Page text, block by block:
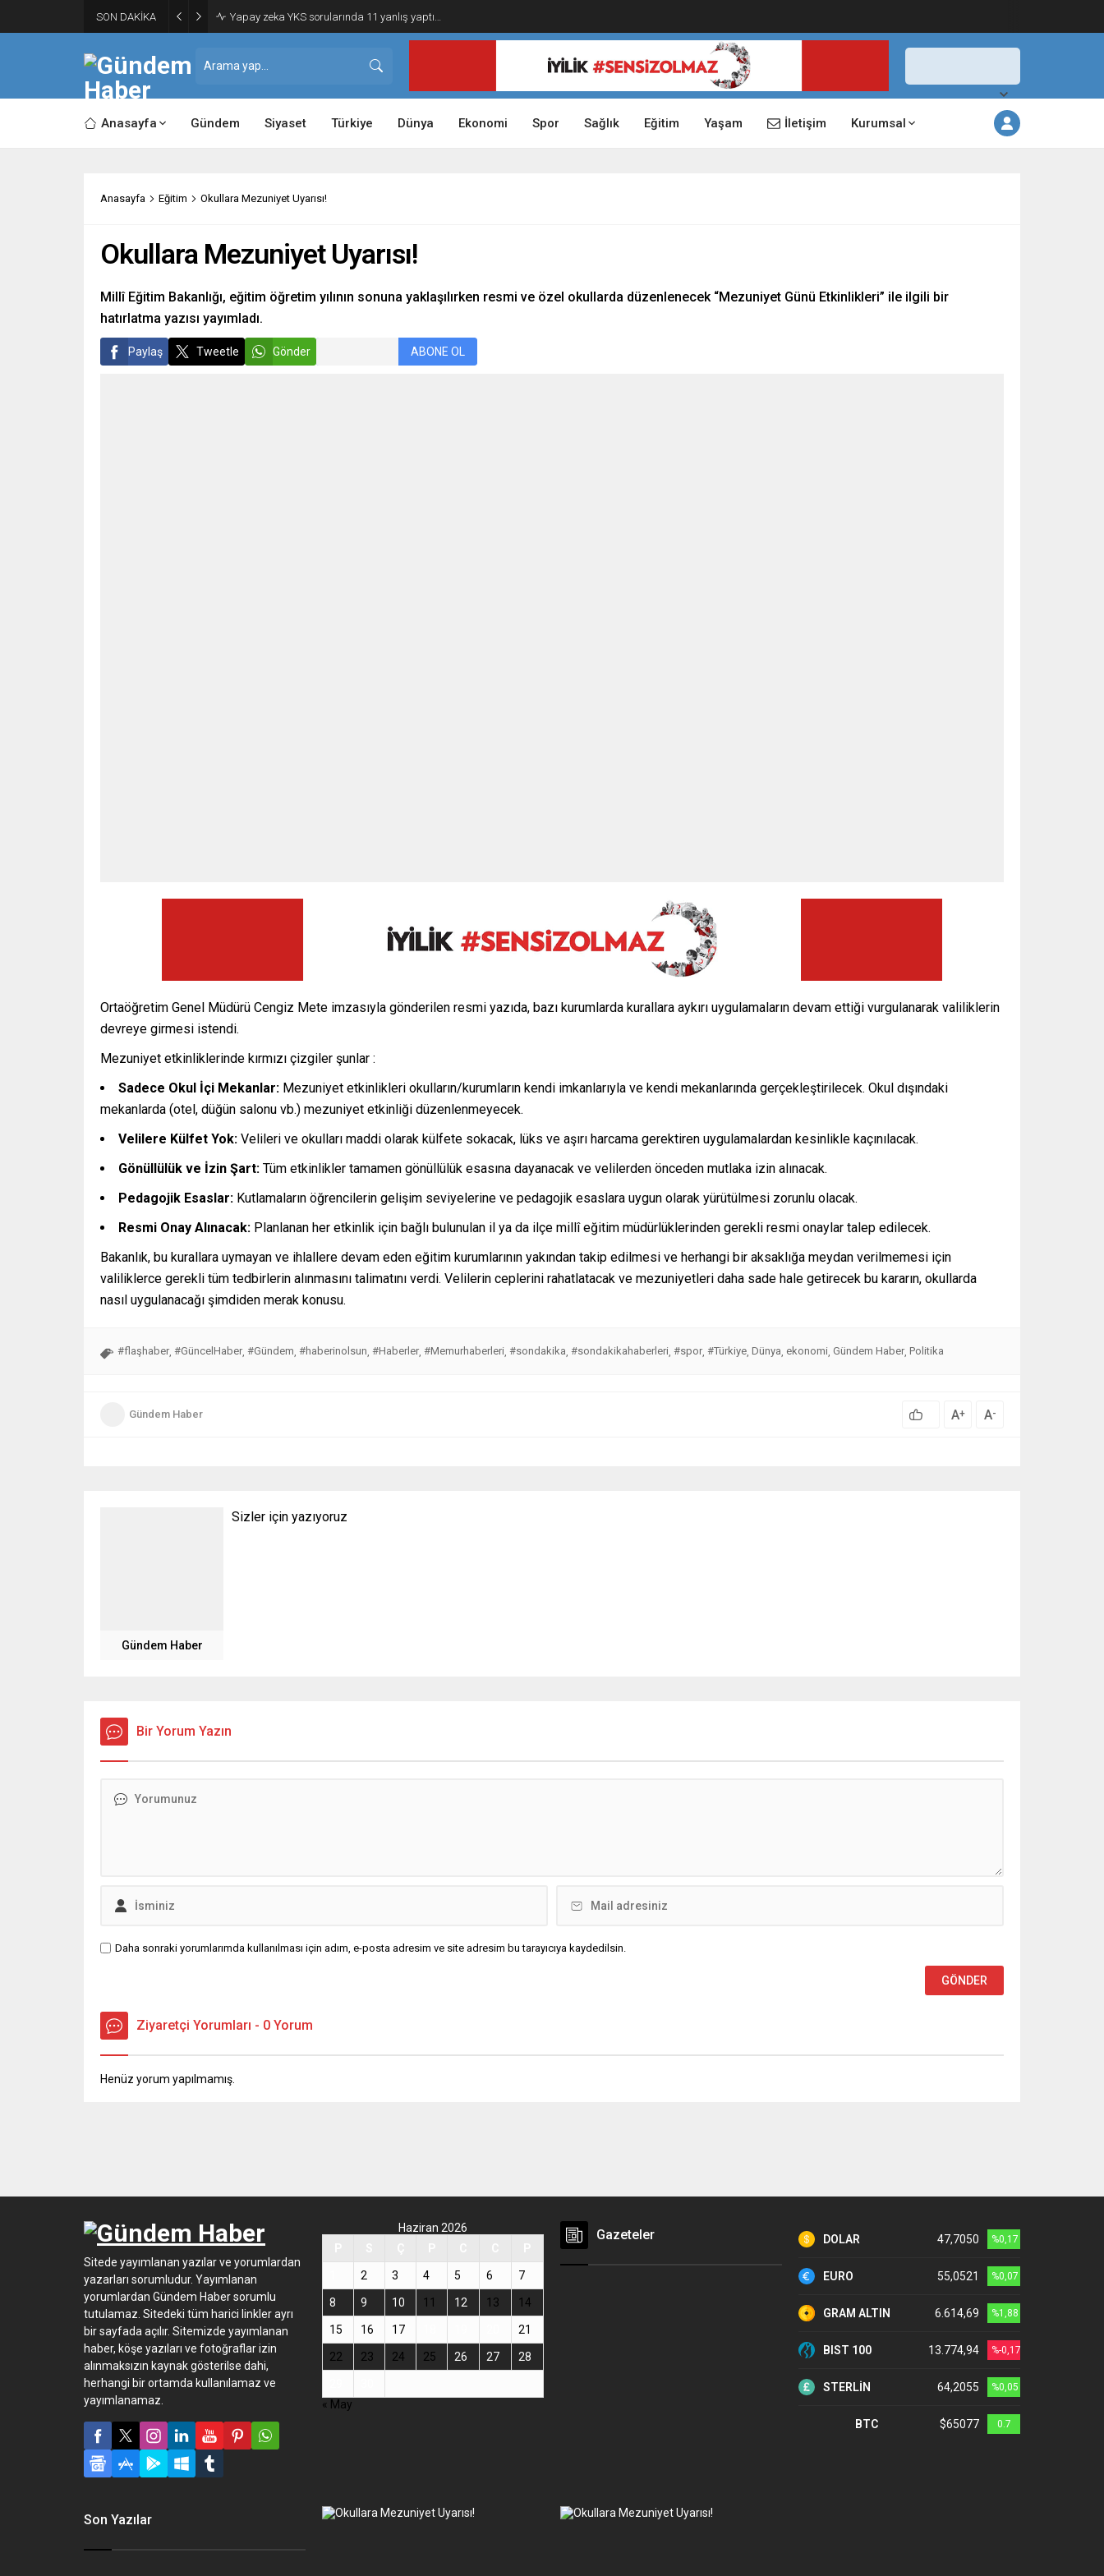
SON DAKİKA Yapay zeka YKS sorularında 11 yanlış yaptı…
Anasayfa Gündem Siyaset Türkiye Dünya Ekonomi Spor Sağlık Eğitim Yaşam İletişim Kurumsal
Anasayfa Eğitim Okullara Mezuniyet Uyarısı!
Okullara Mezuniyet Uyarısı!
Millî Eğitim Bakanlığı, eğitim öğretim yılının sonuna yaklaşılırken resmi ve özel okullarda düzenlenecek “Mezuniyet Günü Etkinlikleri” ile ilgili bir
hatırlatma yazısı yayımladı.
Paylaş Tweetle Gönder ABONE OL
Ortaöğretim Genel Müdürü Cengiz Mete imzasıyla gönderilen resmi yazıda, bazı kurumlarda kurallara aykırı uygulamaların devam ettiği vurgulanarak valiliklerin
devreye girmesi istendi.
Mezuniyet etkinliklerinde kırmızı çizgiler şunlar :
Sadece Okul İçi Mekanlar: Mezuniyet etkinlikleri okulların/kurumların kendi imkanlarıyla ve kendi mekanlarında gerçekleştirilecek. Okul dışındaki
mekanlarda (otel, düğün salonu vb.) mezuniyet etkinliği düzenlenmeyecek.
Velilere Külfet Yok: Velileri ve okulları maddi olarak külfete sokacak, lüks ve aşırı harcama gerektiren uygulamalardan kesinlikle kaçınılacak.
Gönüllülük ve İzin Şart: Tüm etkinlikler tamamen gönüllülük esasına dayanacak ve velilerden önceden mutlaka izin alınacak.
Pedagojik Esaslar: Kutlamaların öğrencilerin gelişim seviyelerine ve pedagojik esaslara uygun olarak yürütülmesi zorunlu olacak.
Resmi Onay Alınacak: Planlanan her etkinlik için bağlı bulunulan il ya da ilçe millî eğitim müdürlüklerinden gerekli resmi onaylar talep edilecek.
Bakanlık, bu kurallara uymayan ve ihlallere devam eden eğitim kurumlarının yakından takip edilmesi ve herhangi bir aksaklığa meydan verilmemesi için
valiliklerce gerekli tüm tedbirlerin alınmasını talimatını verdi. Velilerin ceplerini rahatlatacak ve mezuniyetleri daha sade hale getirecek bu kararın, okullarda
nasıl uygulanacağı şimdiden merak konusu.
#flaşhaber #GüncelHaber #Gündem #haberinolsun #Haberler #Memurhaberleri #sondakika #sondakikahaberleri #spor #Türkiye Dünya ekonomi Gündem Haber Politika
Gündem Haber A+ A-
Gündem Haber
Sizler için yazıyoruz
Bir Yorum Yazın
Daha sonraki yorumlarımda kullanılması için adım, e-posta adresim ve site adresim bu tarayıcıya kaydedilsin.
Ziyaretçi Yorumları - 0 Yorum
Henüz yorum yapılmamış.
Sitede yayımlanan yazılar ve yorumlardan
yazarları sorumludur. Yayımlanan
yorumlardan Gündem Haber sorumlu
tutulamaz. Sitedeki tüm harici linkler ayrı
bir sayfada açılır. Sitemizde yayımlanan
haber, köşe yazıları ve fotoğraflar izin
alınmaksızın kaynak gösterilse dahi,
herhangi bir ortamda kullanılamaz ve
yayımlanamaz.
Haziran 2026
2 3 4 5 6 7
8 9 10 11 12 13 14
15 16 17 21
22 23 24 25 26 27 28
« May
Gazeteler DOLAR 47,7050 %0,17
EURO 55,0521 %0,07
GRAM ALTIN 6.614,69 %1,88
BIST 100 13.774,94 %-0,17
STERLİN 64,2055 %0,05
BTC $65077 0.7
Son Yazılar